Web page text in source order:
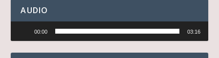
AUDIO
audio
00:00 03:16